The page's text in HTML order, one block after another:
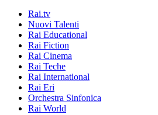
Rai.tv
Nuovi Talenti
Rai Educational
Rai Fiction
Rai Cinema
Rai Teche
Rai International
Rai Eri
Orchestra Sinfonica
Rai World